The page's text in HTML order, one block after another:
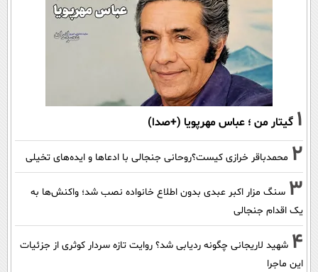
1 گیتار من ؛ عباس مهرپویا (+صدا)
2 محمدباقر خرازی کیست؟روحانی جنجالی با ادعاها و ایده‌های تخیلی
3 سنگ مزار اکبر عبدی بدون اطلاع خانواده نصب شد؛ واکنش‌ها به
یک اقدام جنجالی
4 شهید لاریجانی چگونه ردیابی شد؟ روایت تازه سردار کوثری از جزئیات
این ماجرا